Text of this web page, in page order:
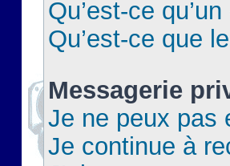
Qu’est-ce
Qu’est-ce que
Messagerie
Je ne peux pas
Je continue à